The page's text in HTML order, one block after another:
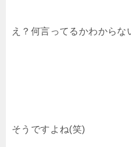
え？何言ってるかわからな
そうですよね(笑)